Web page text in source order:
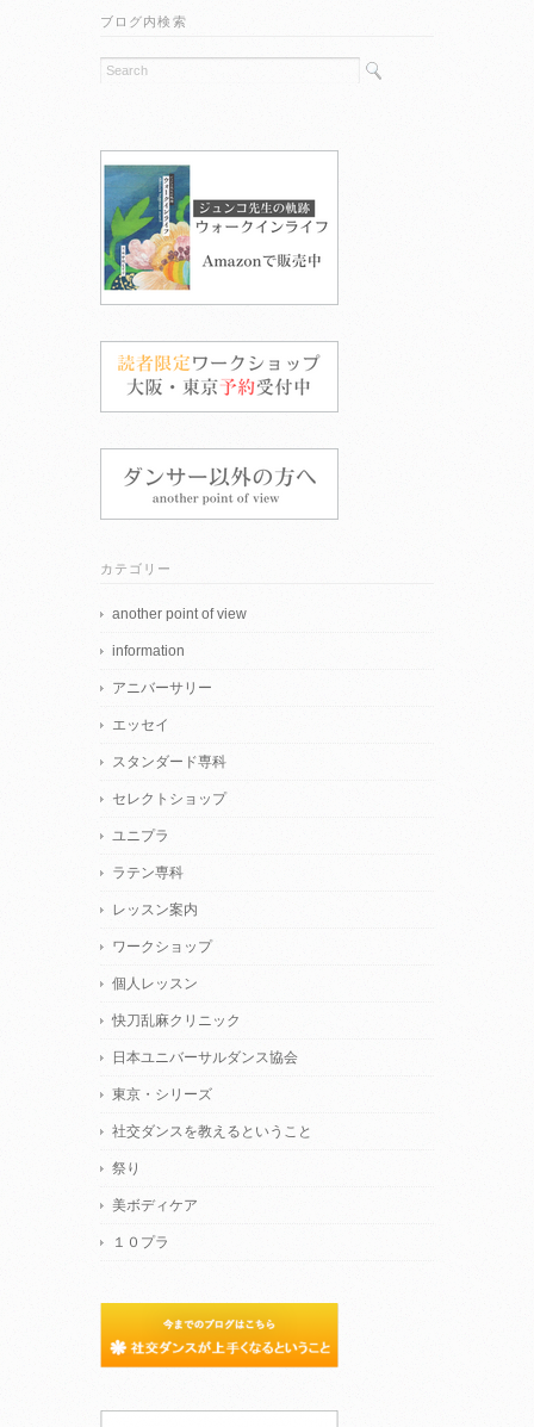
ブログ内検索
カテゴリー
another point of view
information
アニバーサリー
エッセイ
スタンダード専科
セレクトショップ
ユニプラ
ラテン専科
レッスン案内
ワークショップ
個人レッスン
快刀乱麻クリニック
日本ユニバーサルダンス協会
東京・シリーズ
社交ダンスを教えるということ
祭り
美ボディケア
１０プラ